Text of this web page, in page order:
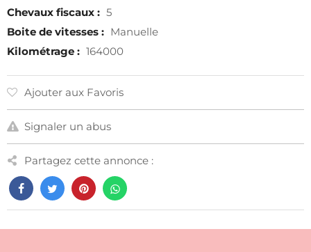
Chevaux fiscaux : 5
Boite de vitesses : Manuelle
Kilométrage : 164000
Ajouter aux Favoris
Signaler un abus
Partagez cette annonce :